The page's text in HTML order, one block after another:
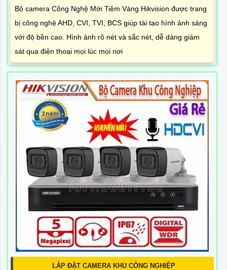
Bộ camera Công Nghệ Mới Tiệm Vàng Hikvision được trang
bị công nghệ AHD, CVI, TVI, BCS giúp tái tạo hình ảnh sáng
với độ bền cao. Hình ảnh rõ nét và sắc nét, dễ dàng giám
sát qua điện thoại mọi lúc mọi nơi
LẮP ĐẶT CAMERA KHU CÔNG NGHIỆP